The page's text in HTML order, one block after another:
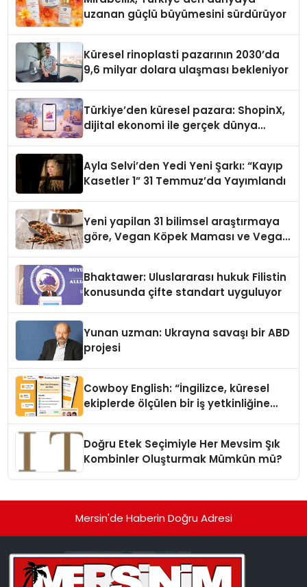
uzanan güçlü büyümesini sürdürüyor
Küresel rinoplasti pazarının 2030’da
9,6 milyar dolara ulaşması bekleniyor
Türkiye’den küresel pazara: ShopinX,
dijital ekonomi ile gerçek dünya
Ayla Selvi’den Yedi Yeni Şarkı: “Kayıp
Kasetler 1” 31 Temmuz’da Yayımlandı
Yeni yapilan 31 bilimsel araştırmaya
göre, Vegan Köpek Maması ve Vegan
Bhaktawer: Uluslararası hukuk Filistin
konusunda çifte standart uyguluyor
Yunan uzman: Ukrayna savaşı bir ABD
projesi
Cowboy English: “İngilizce, küresel
ekiplerde ölçülen bir iş yetkinliğine
Doğru Etek Seçimiyle Her Mevsim Şık
Kombinler Oluşturmak Mümkün mü?
Mersin'de Haberin Doğru Adresi